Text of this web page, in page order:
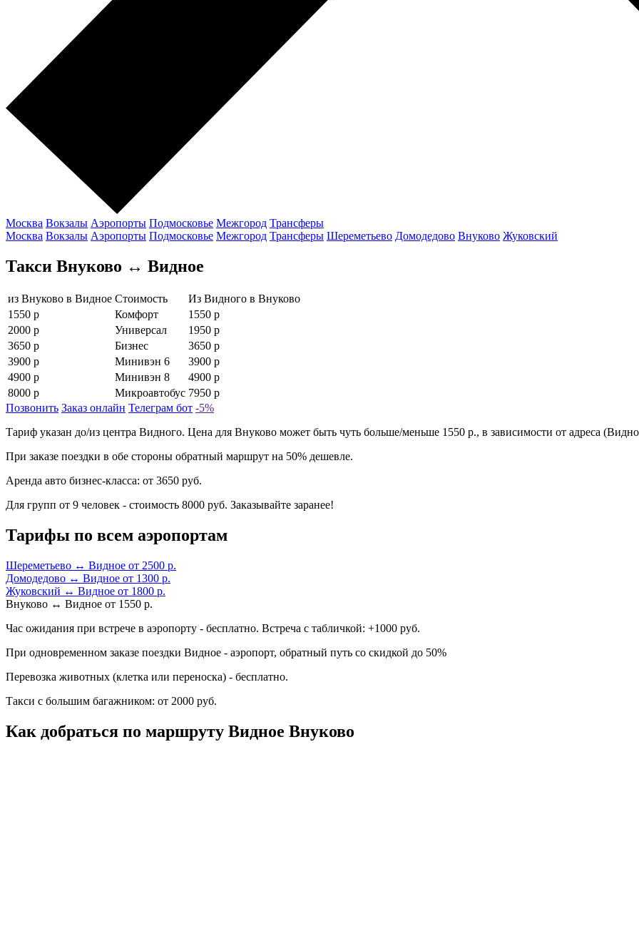
Москва Вокзалы Аэропорты Подмосковье Межгород Трансферы
Москва Вокзалы Аэропорты Подмосковье Межгород Трансферы Шереметьево Домодедово Внуково Жуковский
Такси Внуково ↔ Видное
из Внуково в Видное Стоимость
Из Видного в Внуково
1550 р
Комфорт
1550 р
2000 р
Универсал
1950 р
3650 р
Бизнес
3650 р
3900 р
Минивэн 6
3900 р
4900 р
Минивэн 8
4900 р
8000 р
Микроавтобус 7950 р
Позвонить Заказ онлайн Телеграм бот -5%
Тариф указан до/из центра Видного. Цена для Внуково может быть чуть больше/меньше 1550 р., в зависимости от адреса
При заказе поездки в обе стороны обратный маршрут на 50% дешевле.
Аренда авто бизнес-класса: от 3650 руб.
Для групп от 9 человек - стоимость 8000 руб. Заказывайте заранее!
Тарифы по всем аэропортам
Шереметьево ↔ Видное от 2500 р.
Домодедово ↔ Видное от 1300 р.
Жуковский ↔ Видное от 1800 р.
Внуково ↔ Видное от 1550 р.
Час ожидания при встрече в аэропорту - бесплатно. Встреча с табличкой: +1000 руб.
При одновременном заказе поездки Видное - аэропорт, обратный путь со скидкой до 50%
Перевозка животных (клетка или переноска) - бесплатно.
Такси с большим багажником: от 2000 руб.
Как добраться по маршруту Видное Внуково